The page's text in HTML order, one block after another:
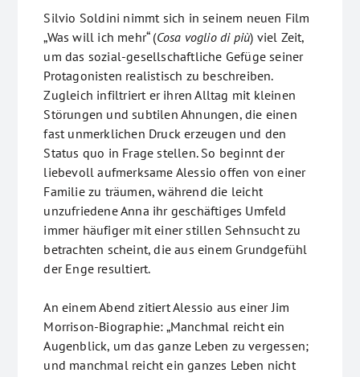
Silvio Soldini nimmt sich in seinem neuen Film
„Was will ich mehr“ (Cosa voglio di più) viel Zeit,
um das sozial-gesellschaftliche Gefüge seiner
Protagonisten realistisch zu beschreiben.
Zugleich infiltriert er ihren Alltag mit kleinen
Störungen und subtilen Ahnungen, die einen
fast unmerklichen Druck erzeugen und den
Status quo in Frage stellen. So beginnt der
liebevoll aufmerksame Alessio offen von einer
Familie zu träumen, während die leicht
unzufriedene Anna ihr geschäftiges Umfeld
immer häufiger mit einer stillen Sehnsucht zu
betrachten scheint, die aus einem Grundgefühl
der Enge resultiert.
An einem Abend zitiert Alessio aus einer Jim
Morrison-Biographie: „Manchmal reicht ein
Augenblick, um das ganze Leben zu vergessen;
und manchmal reicht ein ganzes Leben nicht